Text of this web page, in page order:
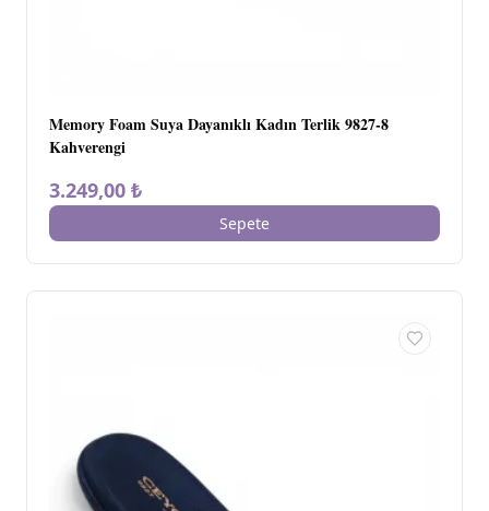
Memory Foam Suya Dayanıklı Kadın Terlik 9827-8
Kahverengi
3.249,00 ₺
Sepete